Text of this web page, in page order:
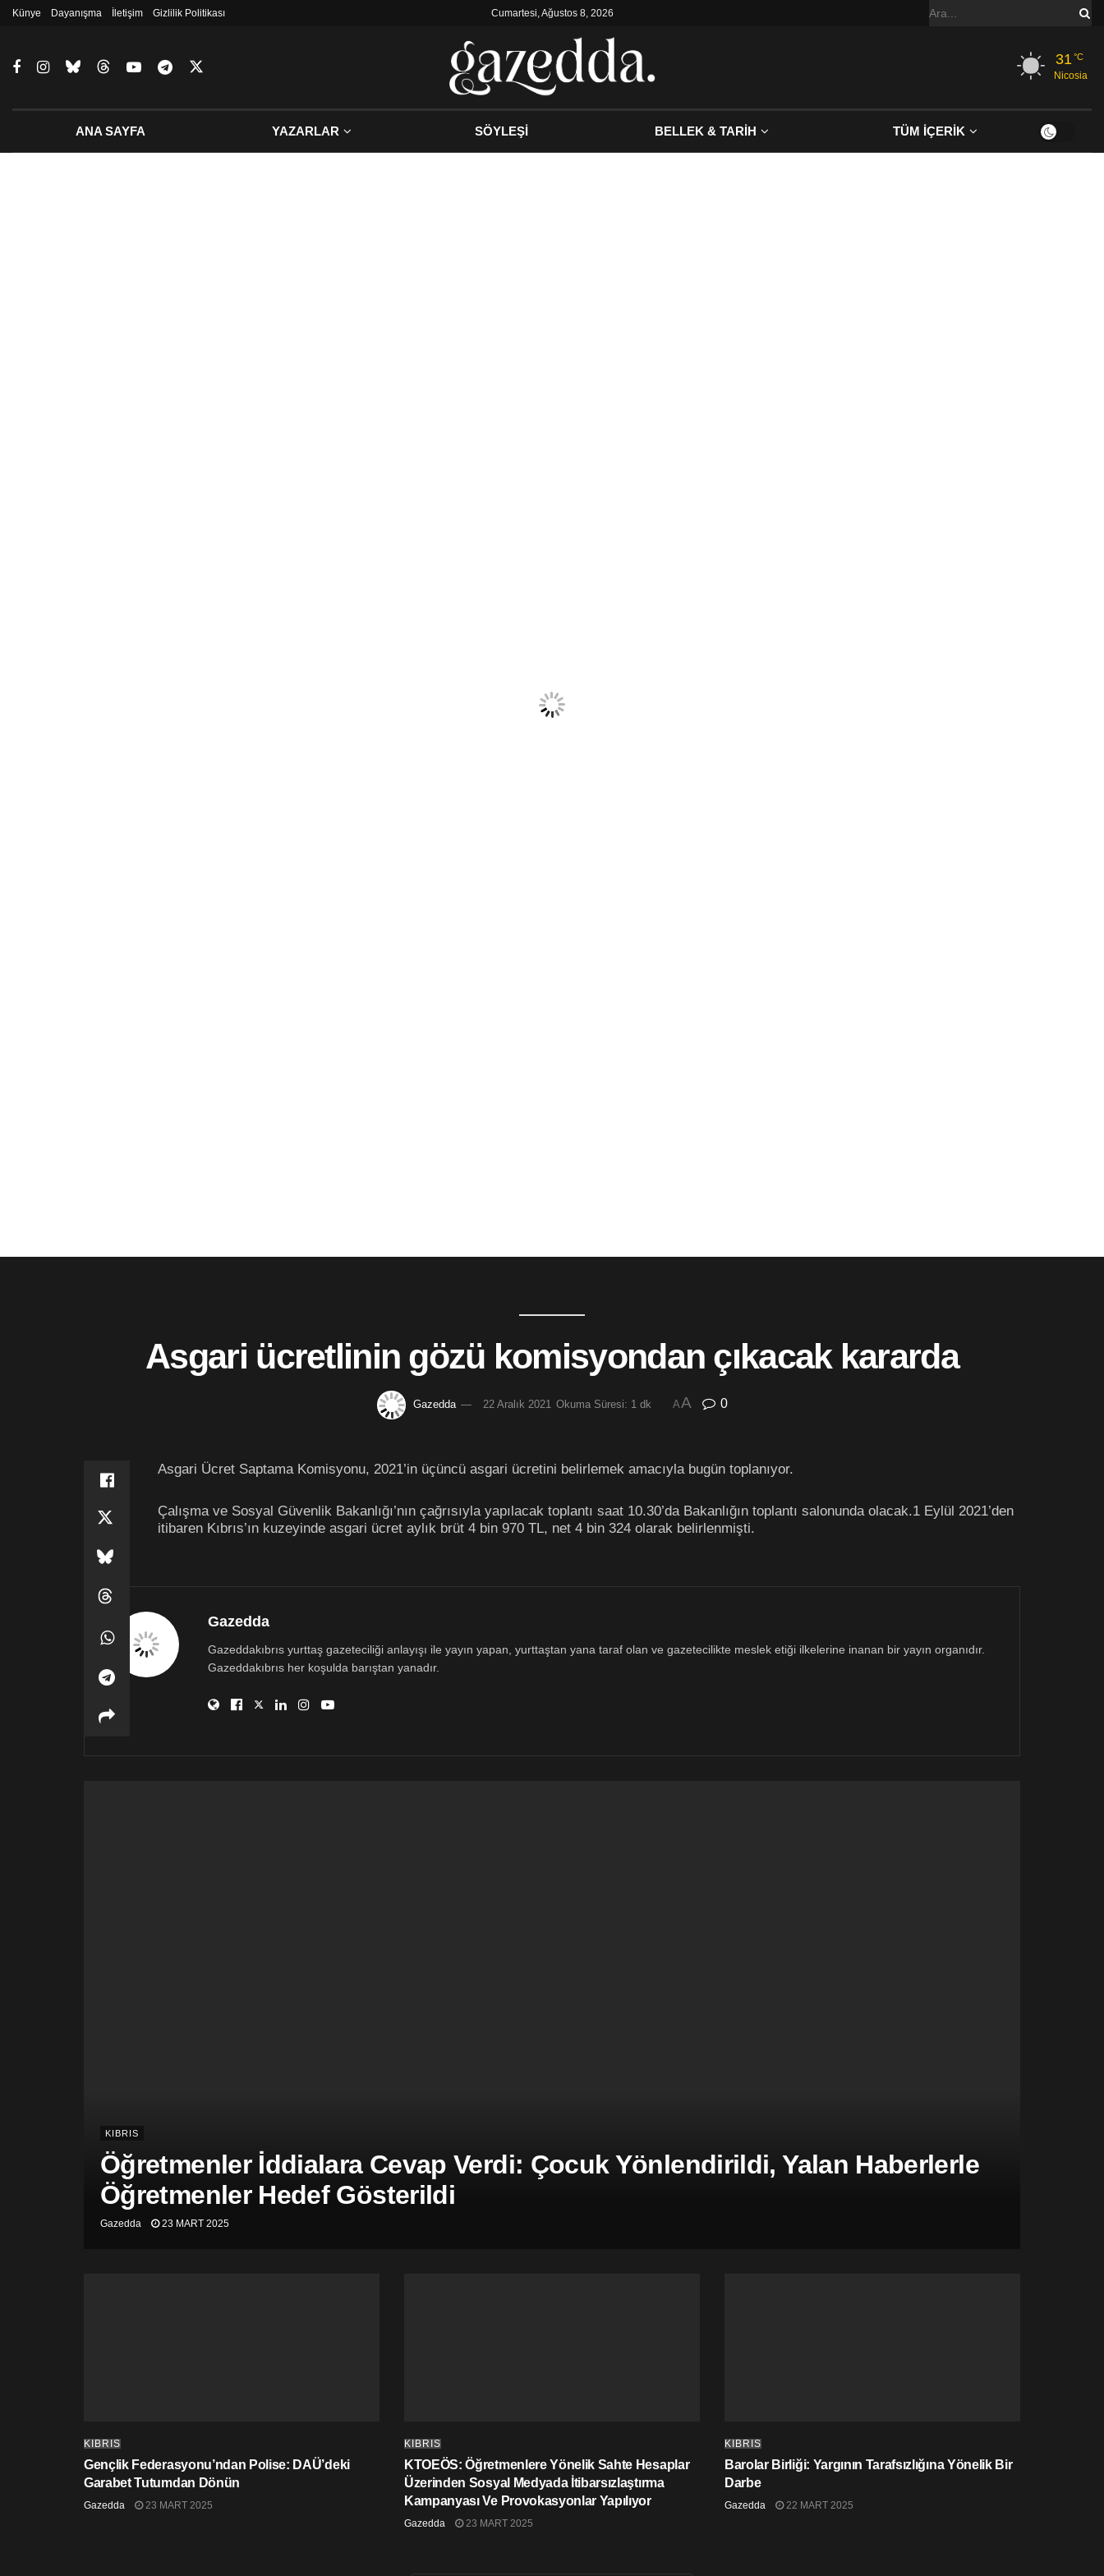
Künye Dayanışma İletişim Gizlilik Politikası Cumartesi, Ağustos 8, 2026
31 °C
Nicosia
ANA SAYFA YAZARLAR SÖYLEŞİ BELLEK & TARİH TÜM İÇERİK
Asgari ücretlinin gözü komisyondan çıkacak kararda
Gazedda 22 Aralık 2021 Okuma Süresi: 1 dk AA 0
Asgari Ücret Saptama Komisyonu, 2021’in üçüncü asgari ücretini belirlemek amacıyla bugün toplanıyor.
Çalışma ve Sosyal Güvenlik Bakanlığı’nın çağrısıyla yapılacak toplantı saat 10.30’da Bakanlığın toplantı salonunda olacak.1 Eylül 2021’den
itibaren Kıbrıs’ın kuzeyinde asgari ücret aylık brüt 4 bin 970 TL, net 4 bin 324 olarak belirlenmişti.
Gazedda
Gazeddakıbrıs yurttaş gazeteciliği anlayışı ile yayın yapan, yurttaştan yana taraf olan ve gazetecilikte meslek etiği ilkelerine inanan bir yayın organıdır.
Gazeddakıbrıs her koşulda barıştan yanadır.
KIBRIS
Öğretmenler İddialara Cevap Verdi: Çocuk Yönlendirildi, Yalan Haberlerle
Öğretmenler Hedef Gösterildi
Gazedda 23 MART 2025
KIBRIS
Gençlik Federasyonu’ndan Polise: DAÜ’deki
Garabet Tutumdan Dönün
Gazedda 23 MART 2025
KIBRIS
KTOEÖS: Öğretmenlere Yönelik Sahte Hesaplar
Üzerinden Sosyal Medyada İtibarsızlaştırma
Kampanyası Ve Provokasyonlar Yapılıyor
Gazedda 23 MART 2025
KIBRIS
Barolar Birliği: Yargının Tarafsızlığına Yönelik Bir
Darbe
Gazedda 22 MART 2025